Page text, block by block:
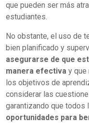
que pueden ser más
estudiantes.
No obstante, el uso de
bien planificado y
asegurarse de que
manera efectiva y que
los objetivos de
considerar las
garantizando que todos
oportunidades para